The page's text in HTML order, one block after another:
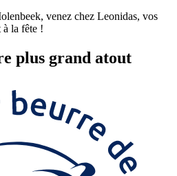
venez chez Leonidas, vos
à la fête !
plus grand atout